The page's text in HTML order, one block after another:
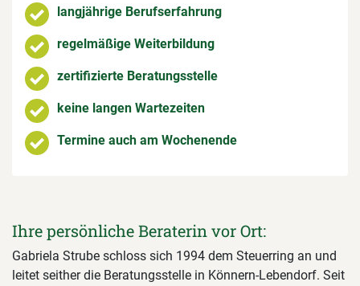
langjährige Berufserfahrung
regelmäßige Weiterbildung
zertifizierte Beratungsstelle
keine langen Wartezeiten
Termine auch am Wochenende
Ihre persönliche Beraterin vor Ort:
Gabriela Strube schloss sich 1994 dem Steuerring an und
leitet seither die Beratungsstelle in Könnern-Lebendorf. Seit